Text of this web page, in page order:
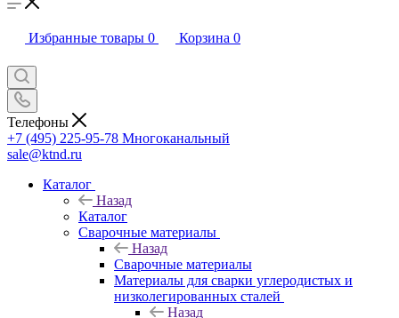
Избранные товары 0 Корзина 0
Телефоны
+7 (495) 225-95-78 Многоканальный
sale@ktnd.ru
Каталог
Назад
Каталог
Сварочные материалы
Назад
Сварочные материалы
Материалы для сварки углеродистых и
низколегированных сталей
Назад